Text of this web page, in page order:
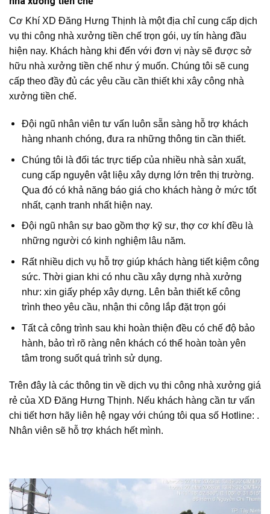
Cơ Khí XD Đăng Hưng Thịnh là một địa chỉ cung cấp dịch
vụ thi công nhà xưởng tiền chế trọn gói, uy tín hàng đầu
hiện nay. Khách hàng khi đến với đơn vị này sẽ được sở
hữu nhà xưởng tiền chế như ý muốn. Chúng tôi sẽ cung
cấp theo đầy đủ các yêu cầu cần thiết khi xây công nhà
xưởng tiền chế.
Đội ngũ nhân viên tư vấn luôn sẵn sàng hỗ trợ khách
hàng nhanh chóng, đưa ra những thông tin cần thiết.
Chúng tôi là đối tác trực tiếp của nhiều nhà sản xuất,
cung cấp nguyên vật liệu xây dựng lớn trên thị trường.
Qua đó có khả năng báo giá cho khách hàng ở mức tốt
nhất, cạnh tranh nhất hiện nay.
Đội ngũ nhân sự bao gồm thợ kỹ sư, thợ cơ khí đều là
những người có kinh nghiệm lâu năm.
Rất nhiều dịch vụ hỗ trợ giúp khách hàng tiết kiệm công
sức. Thời gian khi có nhu cầu xây dựng nhà xưởng
như: xin giấy phép xây dựng. Lên bản thiết kế công
trình theo yêu cầu, nhận thi công lắp đặt trọn gói
Tất cả công trình sau khi hoàn thiện đều có chế độ bảo
hành, bảo trì rõ ràng nên khách có thể hoàn toàn yên
tâm trong suốt quá trình sử dụng.
Trên đây là các thông tin về dịch vụ thi công nhà xưởng giá
rẻ của XD Đăng Hưng Thịnh. Nếu khách hàng cần tư vấn
chi tiết hơn hãy liên hệ ngay với chúng tôi qua số Hotline: .
Nhân viên sẽ hỗ trợ khách hết mình.